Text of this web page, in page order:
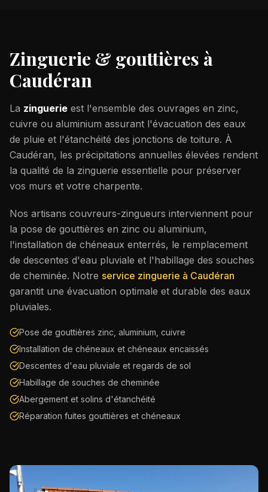
Zinguerie & gouttières à
Caudéran
La zinguerie est l'ensemble des ouvrages en zinc,
cuivre ou aluminium assurant l'évacuation des eaux
de pluie et l'étanchéité des jonctions de toiture. À
Caudéran, les précipitations annuelles élevées rendent
la qualité de la zinguerie essentielle pour préserver
vos murs et votre charpente.
Nos artisans couvreurs-zingueurs interviennent pour
la pose de gouttières en zinc ou aluminium,
l'installation de chéneaux enterrés, le remplacement
de descentes d'eau pluviale et l'habillage des souches
de cheminée. Notre service zinguerie à Caudéran
garantit une évacuation optimale et durable des eaux
pluviales.
Pose de gouttières zinc, aluminium, cuivre
Installation de chéneaux et chéneaux encaissés
Descentes d'eau pluviale et regards de sol
Habillage de souches de cheminée
Abergement et solins d'étanchéité
Réparation fuites gouttières et chéneaux